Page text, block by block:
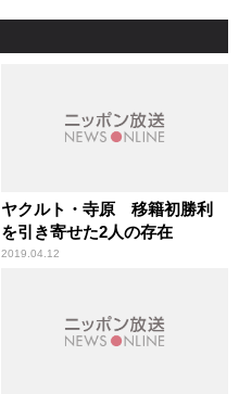
ヤクルト・寺原 移籍初勝利
を引き寄せた2人の存在
2019.04.12